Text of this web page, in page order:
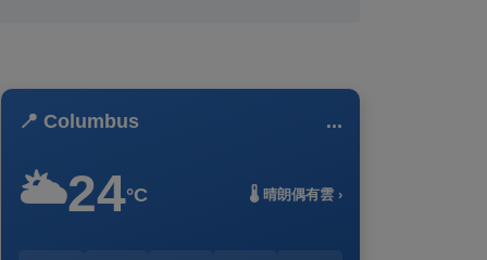
📍 Columbus ...
🌥️24°C 🌡️ 晴朗偶有雲 ›